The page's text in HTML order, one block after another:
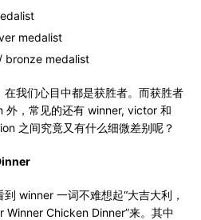
medalist
bronze medalist
我们心目中都是获胜者。而获胜者
外，常见的还有 winner, victor 和
之间究竟又有什么细微差别呢？
winner 一词不难想起“大吉大利，
Winner Chicken Dinner”来。其中